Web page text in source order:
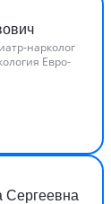
нарколог
Евро-
Сергеевна